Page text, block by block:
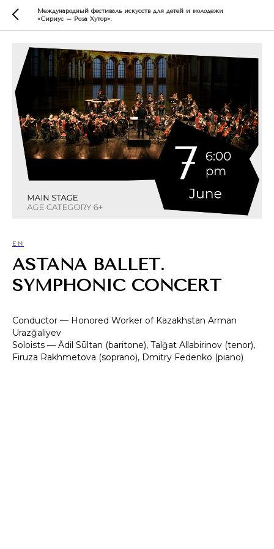
Международный фестиваль искусств для детей и молодежи
«Сириус – Роза Хутор».
EN
ASTANA BALLET.
SYMPHONIC CONCERT
Conductor — Honored Worker of Kazakhstan Arman
Urazğaliyev
Soloists — Ädil Sūltan (baritone), Talğat Allabirinov (tenor),
Firuza Rakhmetova (soprano), Dmitry Fedenko (piano)